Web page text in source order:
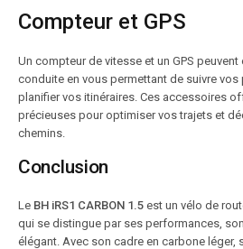
Compteur et GPS
Un compteur de vitesse et un GPS
conduite en vous permettant de suivre
planifier vos itinéraires. Ces accessoires
précieuses pour optimiser vos trajets et
chemins.
Conclusion
Le BH iRS1 CARBON 1.5 est un vélo de
qui se distingue par ses performances,
élégant. Avec son cadre en carbone léger,